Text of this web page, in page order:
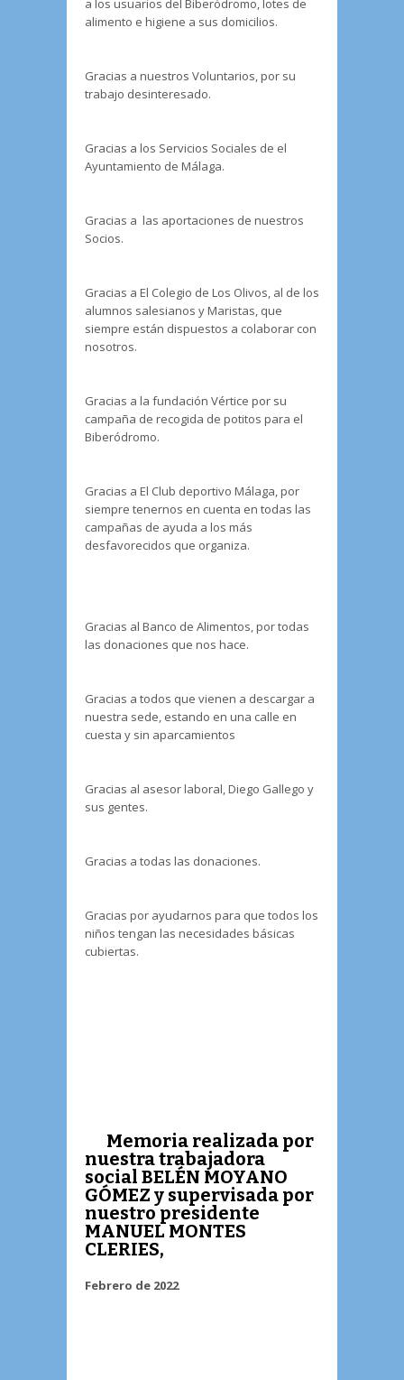
a los usuarios del Biberódromo, lotes de
alimento e higiene a sus domicilios.
Gracias a nuestros Voluntarios, por su
trabajo desinteresado.
Gracias a los Servicios Sociales de el
Ayuntamiento de Málaga.
Gracias a las aportaciones de nuestros
Socios.
Gracias a El Colegio de Los Olivos, al de los
alumnos salesianos y Maristas, que
siempre están dispuestos a colaborar con
nosotros.
Gracias a la fundación Vértice por su
campaña de recogida de potitos para el
Biberódromo.
Gracias a El Club deportivo Málaga, por
siempre tenernos en cuenta en todas las
campañas de ayuda a los más
desfavorecidos que organiza.
Gracias al Banco de Alimentos, por todas
las donaciones que nos hace.
Gracias a todos que vienen a descargar a
nuestra sede, estando en una calle en
cuesta y sin aparcamientos
Gracias al asesor laboral, Diego Gallego y
sus gentes.
Gracias a todas las donaciones.
Gracias por ayudarnos para que todos los
niños tengan las necesidades básicas
cubiertas.
Memoria realizada por
nuestra trabajadora
social BELÉN MOYANO
GÓMEZ y supervisada por
nuestro presidente
MANUEL MONTES
CLERIES,
Febrero de 2022